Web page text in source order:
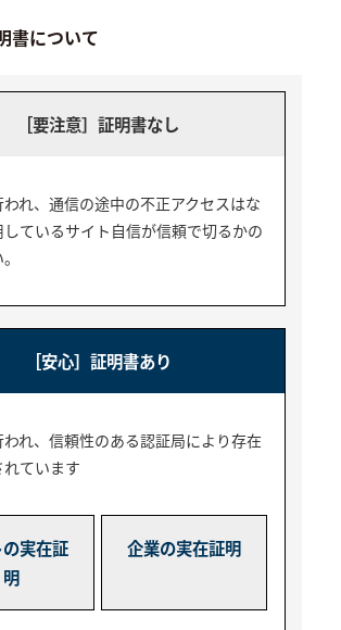
書について
［要注意］証明書なし
れ、通信の途中の不正アクセスはな
ているサイト自信が信頼で切るかの
［安心］証明書あり
れ、信頼性のある認証局により存在
ています
実在証
明
企業の実在証明